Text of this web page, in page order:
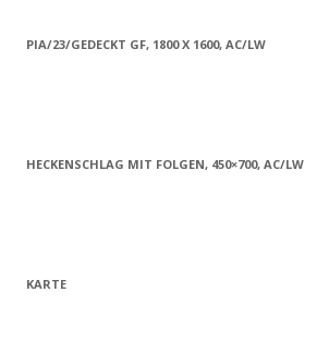
PIA/23/GEDECKT GF, 1800 X 1600, AC/LW
HECKENSCHLAG MIT FOLGEN, 450×700, AC/LW
KARTE